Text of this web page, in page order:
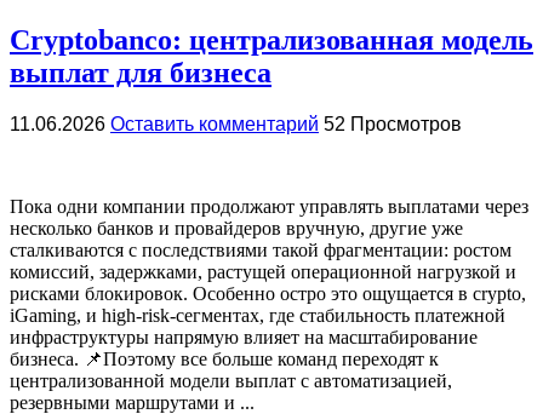
Cryptobanco: централизованная модель
выплат для бизнеса
11.06.2026 Оставить комментарий 52 Просмотров
Пока одни компании продолжают управлять выплатами через
несколько банков и провайдеров вручную, другие уже
сталкиваются с последствиями такой фрагментации: ростом
комиссий, задержками, растущей операционной нагрузкой и
рисками блокировок. Особенно остро это ощущается в crypto,
iGaming, и high-risk-сегментах, где стабильность платежной
инфраструктуры напрямую влияет на масштабирование
бизнеса. 📌Поэтому все больше команд переходят к
централизованной модели выплат с автоматизацией,
резервными маршрутами и ...